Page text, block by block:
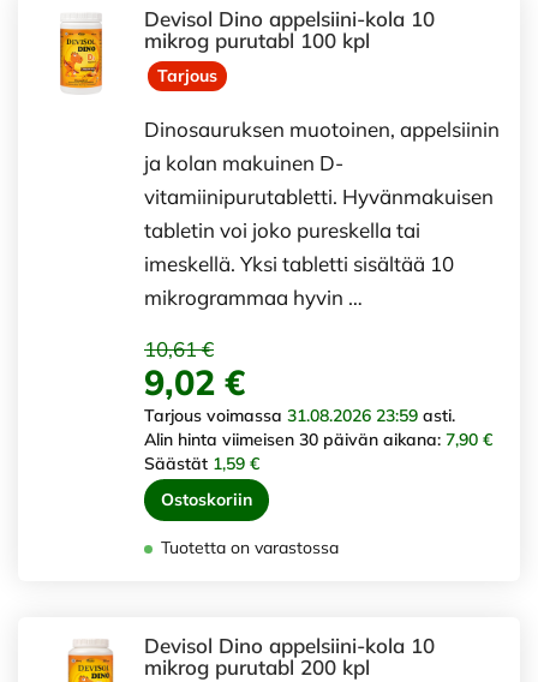
Devisol Dino appelsiini-kola 10
mikrog purutabl 100 kpl
Tarjous
Dinosauruksen muotoinen, appelsiinin
ja kolan makuinen D-
vitamiinipurutabletti. Hyvänmakuisen
tabletin voi joko pureskella tai
imeskellä. Yksi tabletti sisältää 10
mikrogrammaa hyvin …
10,61 €
9,02 €
Tarjous voimassa 31.08.2026 23:59 asti.
Alin hinta viimeisen 30 päivän aikana: 7,90 €
Säästät 1,59 €
Ostoskoriin
Tuotetta on varastossa
Devisol Dino appelsiini-kola 10
mikrog purutabl 200 kpl